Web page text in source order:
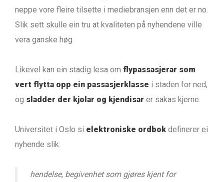
neppe vore fleire tilsette i mediebransjen enn det er no.
Slik sett skulle ein tru at kvaliteten på nyhendene ville
vera ganske høg.
Likevel kan ein stadig lesa om flypassasjerar som
vert flytta opp ein passasjerklasse i staden for ned,
og sladder der kjolar og kjendisar er sakas kjerne.
Universitet i Oslo si elektroniske ordbok definerer ei
nyhende slik:
hendelse, begivenhet som gjøres kjent for